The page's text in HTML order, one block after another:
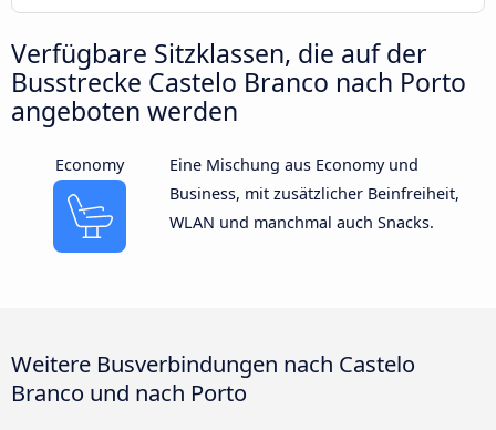
Verfügbare Sitzklassen, die auf der
Busstrecke Castelo Branco nach Porto
angeboten werden
Economy
Eine Mischung aus Economy und
Business, mit zusätzlicher Beinfreiheit,
WLAN und manchmal auch Snacks.
Weitere Busverbindungen nach Castelo
Branco und nach Porto